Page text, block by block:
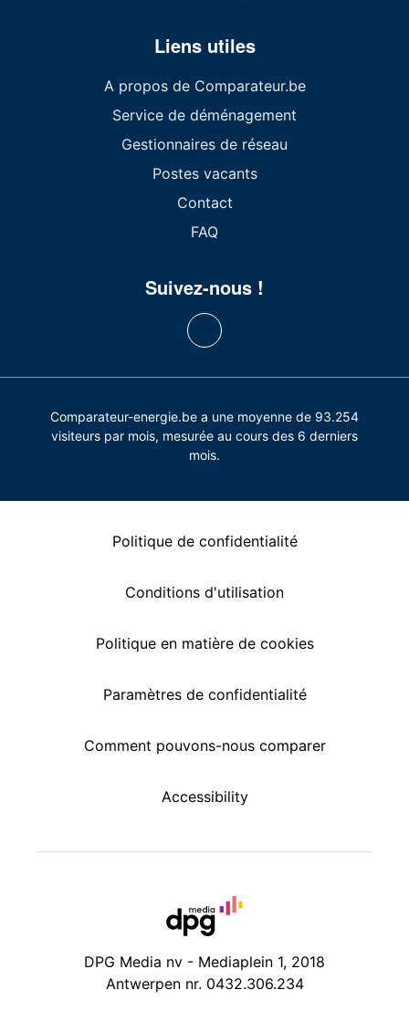
Liens utiles
A propos de Comparateur.be
Service de déménagement
Gestionnaires de réseau
Postes vacants
Contact
FAQ
Suivez-nous !
Comparateur-energie.be a une moyenne de 93.254
visiteurs par mois, mesurée au cours des 6 derniers
mois.
Politique de confidentialité
Conditions d'utilisation
Politique en matière de cookies
Paramètres de confidentialité
Comment pouvons-nous comparer
Accessibility
DPG Media nv - Mediaplein 1, 2018
Antwerpen nr. 0432.306.234